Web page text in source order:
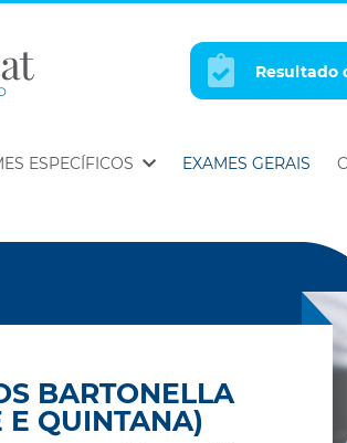
Resultado
ESPECÍFICOS EXAMES GERAIS
BARTONELLA
E QUINTANA)